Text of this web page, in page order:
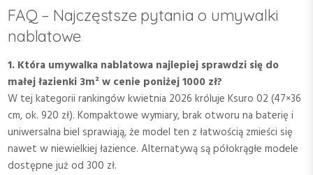
FAQ – Najczęstsze pytania o umywalki
nablatowe
1. Która umywalka nablatowa najlepiej sprawdzi się do
małej łazienki 3m² w cenie poniżej 1000 zł?
W tej kategorii rankingów kwietnia 2026 króluje Ksuro 02 (47×36
cm, ok. 920 zł). Kompaktowe wymiary, brak otworu na baterię i
uniwersalna biel sprawiają, że model ten z łatwością zmieści się
nawet w niewielkiej łazience. Alternatywą są półokrągłe modele
dostępne już od 300 zł.